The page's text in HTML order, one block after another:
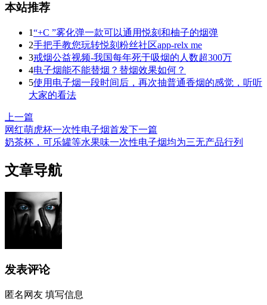
本站推荐
1“+C ”雾化弹一款可以通用悦刻和柚子的烟弹
2手把手教您玩转悦刻粉丝社区app-relx me
3戒烟公益视频-我国每年死于吸烟的人数超300万
4电子烟能不能替烟？替烟效果如何？
5使用电子烟一段时间后，再次抽普通香烟的感觉，听听
大家的看法
上一篇
网红萌虎杯一次性电子烟首发下一篇
奶茶杯，可乐罐等水果味一次性电子烟均为三无产品行列
文章导航
发表评论
匿名网友 填写信息